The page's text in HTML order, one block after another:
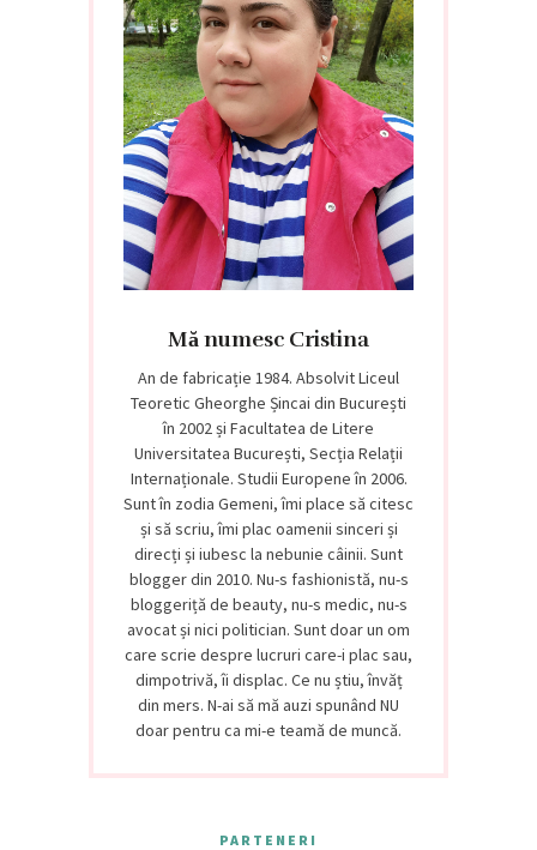
Mă numesc Cristina
An de fabricație 1984. Absolvit Liceul
Teoretic Gheorghe Șincai din București
în 2002 și Facultatea de Litere
Universitatea București, Secția Relații
Internaționale. Studii Europene în 2006.
Sunt în zodia Gemeni, îmi place să citesc
și să scriu, îmi plac oamenii sinceri și
direcți și iubesc la nebunie câinii. Sunt
blogger din 2010. Nu-s fashionistă, nu-s
bloggeriță de beauty, nu-s medic, nu-s
avocat și nici politician. Sunt doar un om
care scrie despre lucruri care-i plac sau,
dimpotrivă, îi displac. Ce nu știu, învăț
din mers. N-ai să mă auzi spunând NU
doar pentru ca mi-e teamă de muncă.
PARTENERI